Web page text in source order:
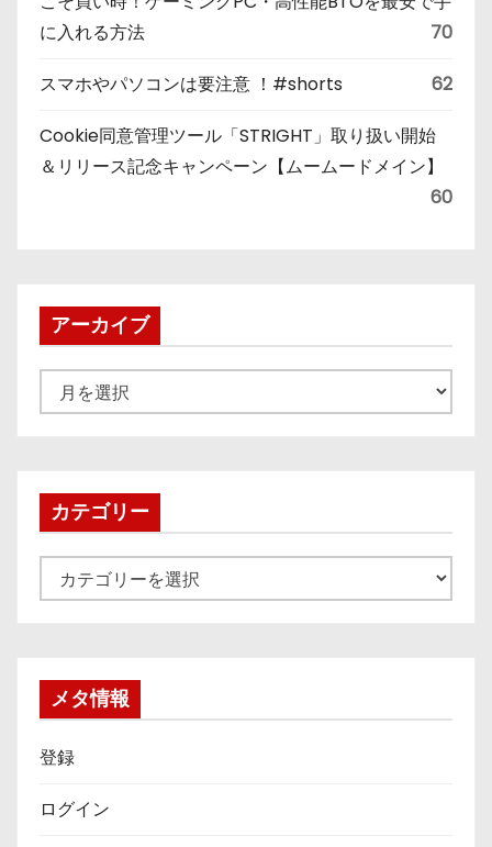
に入れる方法
70
スマホやパソコンは要注意 ！#shorts 62
Cookie同意管理ツール「STRIGHT」取り扱い開始
＆リリース記念キャンペーン【ムームードメイン】
60
アーカイブ
ー
ブカテゴリー
テ
メタ情報
登録
ログイン